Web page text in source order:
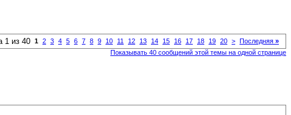
1 из 40 1 2 3 4 5 6 7 8 9 10 11 12 13 14 15 16 17 18 19 20 > Последняя »
Показывать 40 сообщений этой темы на одной странице